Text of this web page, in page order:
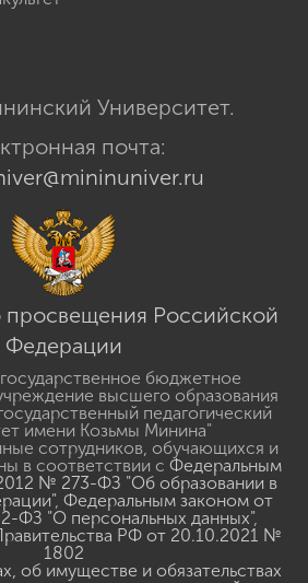
Университет.
почта:
просвещения Российской
Федерации
бюджетное
высшего образования
педагогический
имени Козьмы Минина"
сотрудников, обучающихся и
в соответствии сФедеральным
№ 273-ФЗ "Об образовании в
,Федеральным законом от
ФЗ "О персональных данных"
РФ от 20.10.2021 №